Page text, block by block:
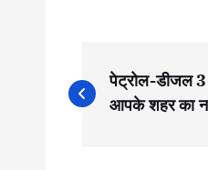
P
o
पेट्रोल-डीजल
आपके शहर का